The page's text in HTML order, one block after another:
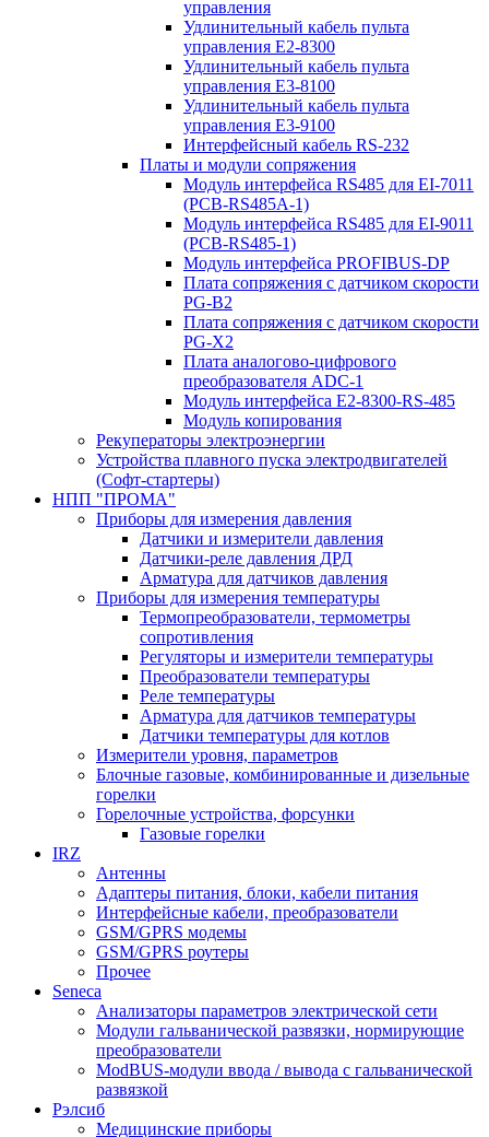
управления
Удлинительный кабель пульта
управления Е2-8300
Удлинительный кабель пульта
управления Е3-8100
Удлинительный кабель пульта
управления Е3-9100
Интерфейсный кабель RS-232
Платы и модули сопряжения
Модуль интерфейса RS485 для EI-7011
(PCB-RS485A-1)
Модуль интерфейса RS485 для EI-9011
(PCB-RS485-1)
Модуль интерфейса PROFIBUS-DP
Плата сопряжения с датчиком скорости
PG-B2
Плата сопряжения с датчиком скорости
PG-X2
Плата аналогово-цифрового
преобразователя ADC-1
Модуль интерфейса Е2-8300-RS-485
Модуль копирования
Рекуператоры электроэнергии
Устройства плавного пуска электродвигателей
(Софт-стартеры)
НПП "ПРОМА"
Приборы для измерения давления
Датчики и измерители давления
Датчики-реле давления ДРД
Арматура для датчиков давления
Приборы для измерения температуры
Термопреобразователи, термометры
сопротивления
Регуляторы и измерители температуры
Преобразователи температуры
Реле температуры
Арматура для датчиков температуры
Датчики температуры для котлов
Измерители уровня, параметров
Блочные газовые, комбинированные и дизельные
горелки
Горелочные устройства, форсунки
Газовые горелки
IRZ
Антенны
Адаптеры питания, блоки, кабели питания
Интерфейсные кабели, преобразователи
GSM/GPRS модемы
GSM/GPRS роутеры
Прочее
Seneca
Анализаторы параметров электрической сети
Модули гальванической развязки, нормирующие
преобразователи
ModBUS-модули ввода / вывода с гальванической
развязкой
Рэлсиб
Медицинские приборы